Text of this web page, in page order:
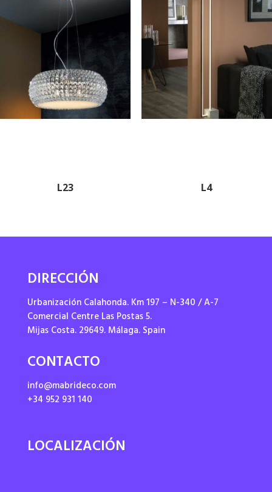
L23 L4
DIRECCIÓN
Urbanización Calahonda. Km 197 – N-340 / A-7
Comercial Centre Las Postas 5.
Mijas Costa. 29649. Málaga. Spain
CONTACTO
info@mabrideco.com
+34 952 931 140
LOCALIZACIÓN